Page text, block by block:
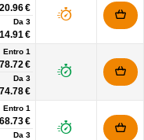
€
Da 3
€
Entro 1
78.72 €
Da 3
74.78 €
Entro 1
68.73 €
Da 3